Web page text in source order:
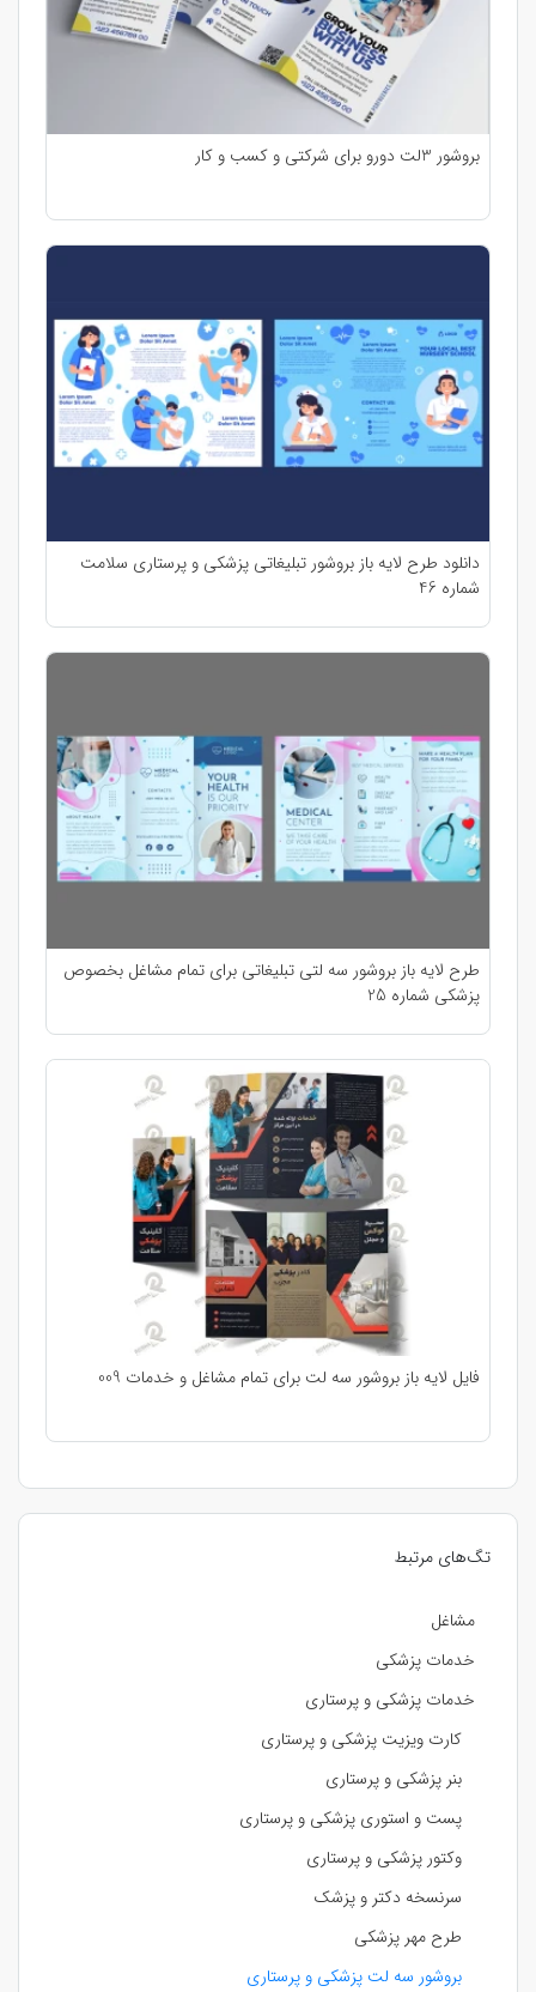
تگ‌های مرتبط
مشاغل
خدمات پزشکی
خدمات پزشکی و پرستاری
کارت ویزیت پزشکی و پرستاری
بنر پزشکی و پرستاری
پست و استوری پزشکی و پرستاری
وکتور پزشکی و پرستاری
سرنسخه دکتر و پزشک
طرح مهر پزشکی
بروشور سه لت پزشکی و پرستاری
بروشور 3لت دورو برای شرکتی و کسب و کار
دانلود طرح لایه باز بروشور تبلیغاتی پزشکی و پرستاری سلامت
شماره 46
طرح لایه باز بروشور سه لتی تبلیغاتی برای تمام مشاغل بخصوص
پزشکی شماره 25
فایل لایه باز بروشور سه لت برای تمام مشاغل و خدمات 009